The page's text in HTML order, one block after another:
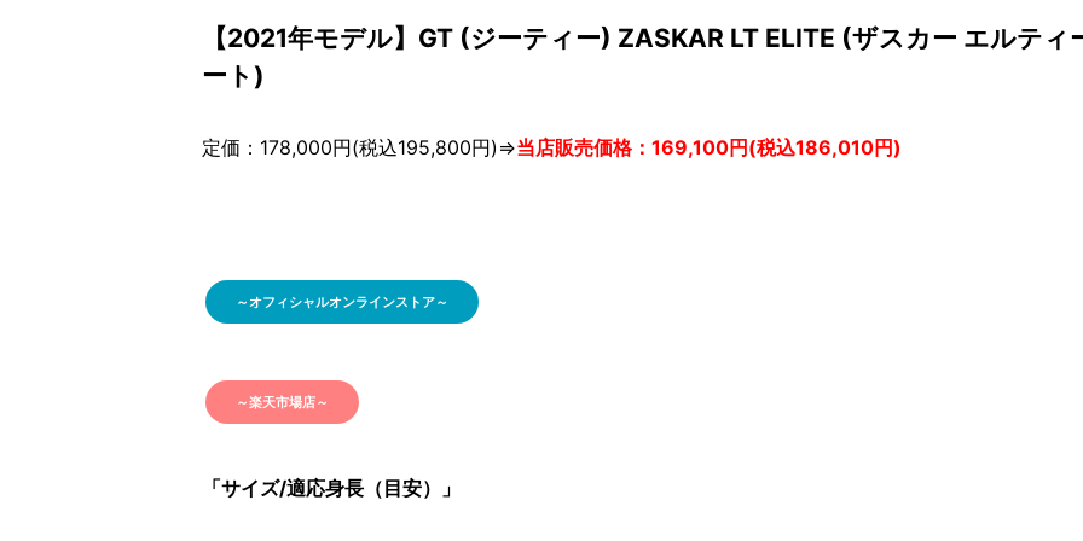
【2021年モデル】GT (ジーティー) ZASKAR LT ELITE (ザスカー エルティ
ート)
定価：178,000円(税込195,800円)⇒当店販売価格：169,100円(税込186,010円)
～オフィシャルオンラインストア～
～楽天市場店～
「サイズ/適応身長（目安）」